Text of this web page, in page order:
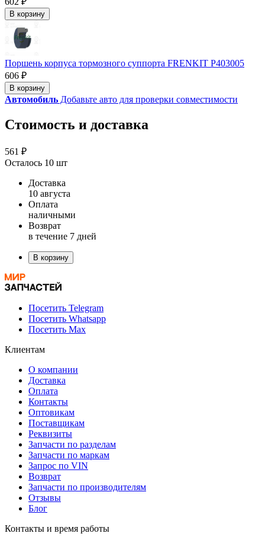
В корзину
Поршень корпуса тормозного суппорта FRENKIT P403005
606 ₽
В корзину
Автомобиль Добавьте авто для проверки совместимости
Стоимость и доставка
561 ₽
Осталось 10 шт
Доставка
10 августа
Оплата
наличными
Возврат
в течение 7 дней
В корзину
Посетить Telegram
Посетить Whatsapp
Посетить Max
Клиентам
О компании
Доставка
Оплата
Контакты
Оптовикам
Поставщикам
Реквизиты
Запчасти по разделам
Запчасти по маркам
Запрос по VIN
Возврат
Запчасти по производителям
Отзывы
Блог
Контакты и время работы